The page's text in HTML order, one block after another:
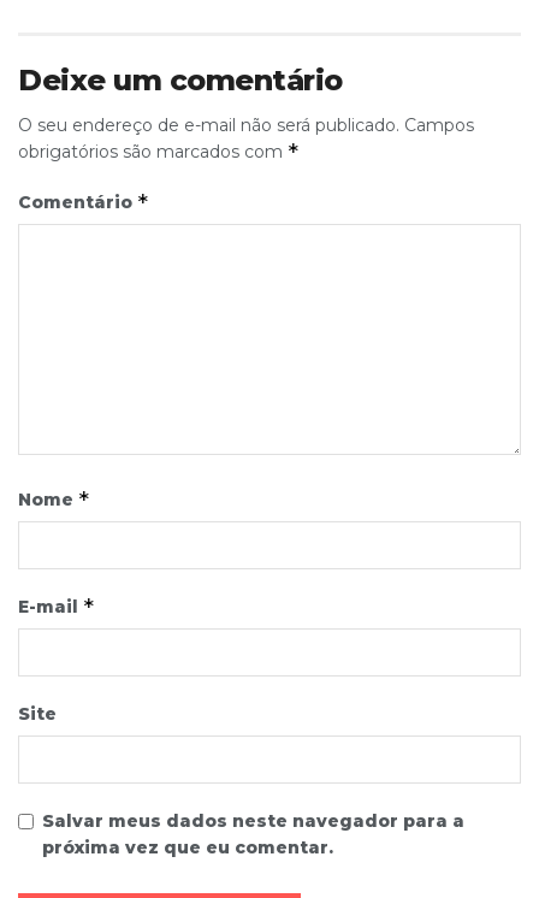
Deixe um comentário
O seu endereço de e-mail não será publicado. Campos
obrigatórios são marcados com *
Comentário *
Nome *
E-mail *
Site
Salvar meus dados neste navegador para a
próxima vez que eu comentar.